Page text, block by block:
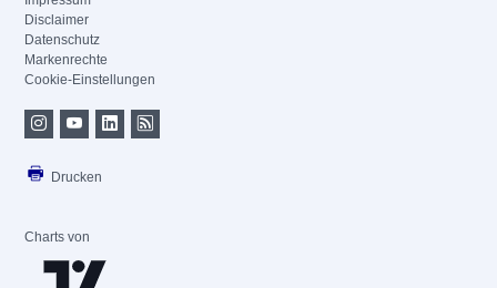
Disclaimer
Datenschutz
Markenrechte
Cookie-Einstellungen
Drucken
Charts von